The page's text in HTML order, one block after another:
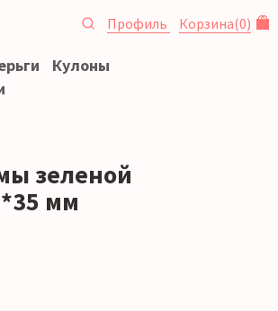
Профиль Корзина(0)
Кулоны
зеленой
мм